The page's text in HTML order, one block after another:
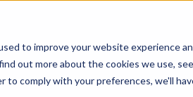
to improve your website experience
out more about the cookies we use,
comply with your preferences, we'll